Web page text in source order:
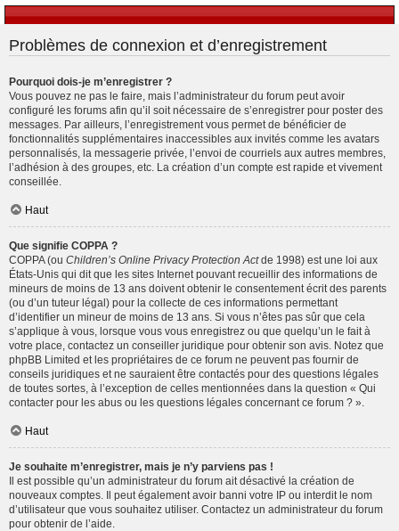
Problèmes de connexion et d’enregistrement
Pourquoi dois-je m’enregistrer ?
Vous pouvez ne pas le faire, mais l’administrateur du forum peut avoir
configuré les forums afin qu’il soit nécessaire de s’enregistrer pour poster des
messages. Par ailleurs, l’enregistrement vous permet de bénéficier de
fonctionnalités supplémentaires inaccessibles aux invités comme les avatars
personnalisés, la messagerie privée, l’envoi de courriels aux autres membres,
l’adhésion à des groupes, etc. La création d’un compte est rapide et vivement
conseillée.
Haut
Que signifie COPPA ?
COPPA (ou Children’s Online Privacy Protection Actde 1998) est une loi aux
États-Unis qui dit que les sites Internet pouvant recueillir des informations de
mineurs de moins de 13 ans doivent obtenir le consentement écrit des parents
(ou d’un tuteur légal) pour la collecte de ces informations permettant
d’identifier un mineur de moins de 13 ans. Si vous n’êtes pas sûr que cela
s’applique à vous, lorsque vous vous enregistrez ou que quelqu’un le fait à
votre place, contactez un conseiller juridique pour obtenir son avis. Notez que
phpBB Limited et les propriétaires de ce forum ne peuvent pas fournir de
conseils juridiques et ne sauraient être contactés pour des questions légales
de toutes sortes, à l’exception de celles mentionnées dans la question « Qui
contacter pour les abus ou les questions légales concernant ce forum ? ».
Haut
Je souhaite m’enregistrer, mais je n’y parviens pas !
Il est possible qu’un administrateur du forum ait désactivé la création de
nouveaux comptes. Il peut également avoir banni votre IP ou interdit le nom
d’utilisateur que vous souhaitez utiliser. Contactez un administrateur du forum
pour obtenir de l’aide.